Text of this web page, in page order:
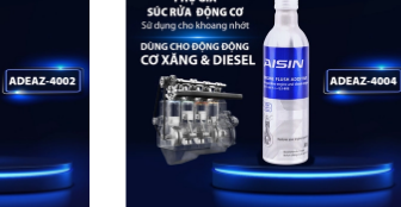
- 40.000 km sử dụng. Nếu xe thường
có thể thay dầu phanh sớm hơn.